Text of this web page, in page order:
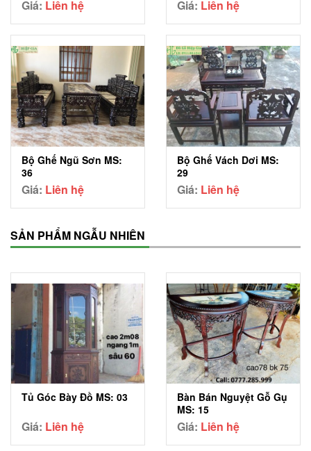
Giá: Liên hệ Giá: Liên hệ
Bộ Ghế Ngũ Sơn MS:
36
Giá: Liên hệ
Bộ Ghế Vách Dơi MS:
29
Giá: Liên hệ
SẢN PHẨM NGẪU NHIÊN
Tủ Góc Bày Đồ MS: 03
Giá: Liên hệ
Bàn Bán Nguyệt Gỗ Gụ
MS: 15
Giá: Liên hệ